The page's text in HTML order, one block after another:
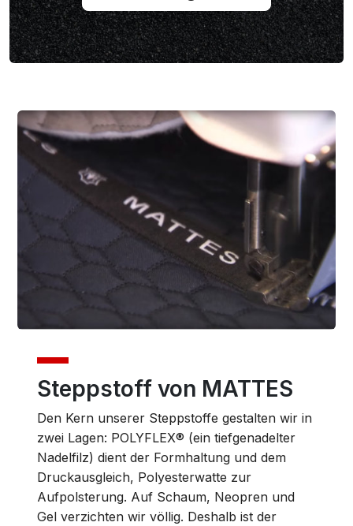
Steppstoff von MATTES
Den Kern unserer Steppstoffe gestalten wir in
zwei Lagen: POLYFLEX® (ein tiefgenadelter
Nadelfilz) dient der Formhaltung und dem
Druckausgleich, Polyesterwatte zur
Aufpolsterung. Auf Schaum, Neopren und
Gel verzichten wir völlig. Deshalb ist der